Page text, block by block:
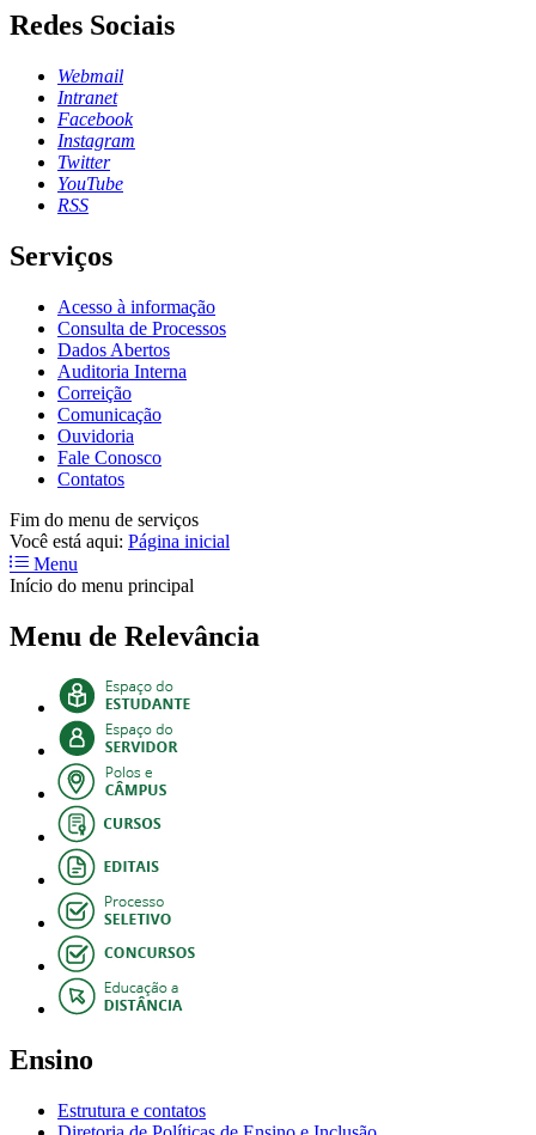
Redes Sociais
Webmail
Intranet
Facebook
Instagram
Twitter
YouTube
RSS
Serviços
Acesso à informação
Consulta de Processos
Dados Abertos
Auditoria Interna
Correição
Comunicação
Ouvidoria
Fale Conosco
Contatos
Fim do menu de serviços
Você está aqui: Página inicial
Menu
Início do menu principal
Menu de Relevância
Ensino
Estrutura e contatos